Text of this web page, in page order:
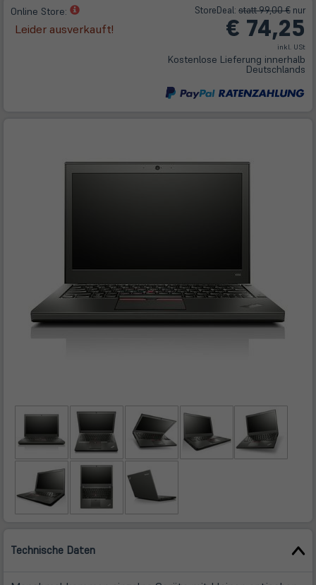
Online Store:
(öffnet
in
neuem
Leider ausverkauft!
StoreDeal: statt 99,00 € nur
€ 74,25
inkl. USt
Kostenlose Lieferung innerhalb
Deutschlands
Technische Daten